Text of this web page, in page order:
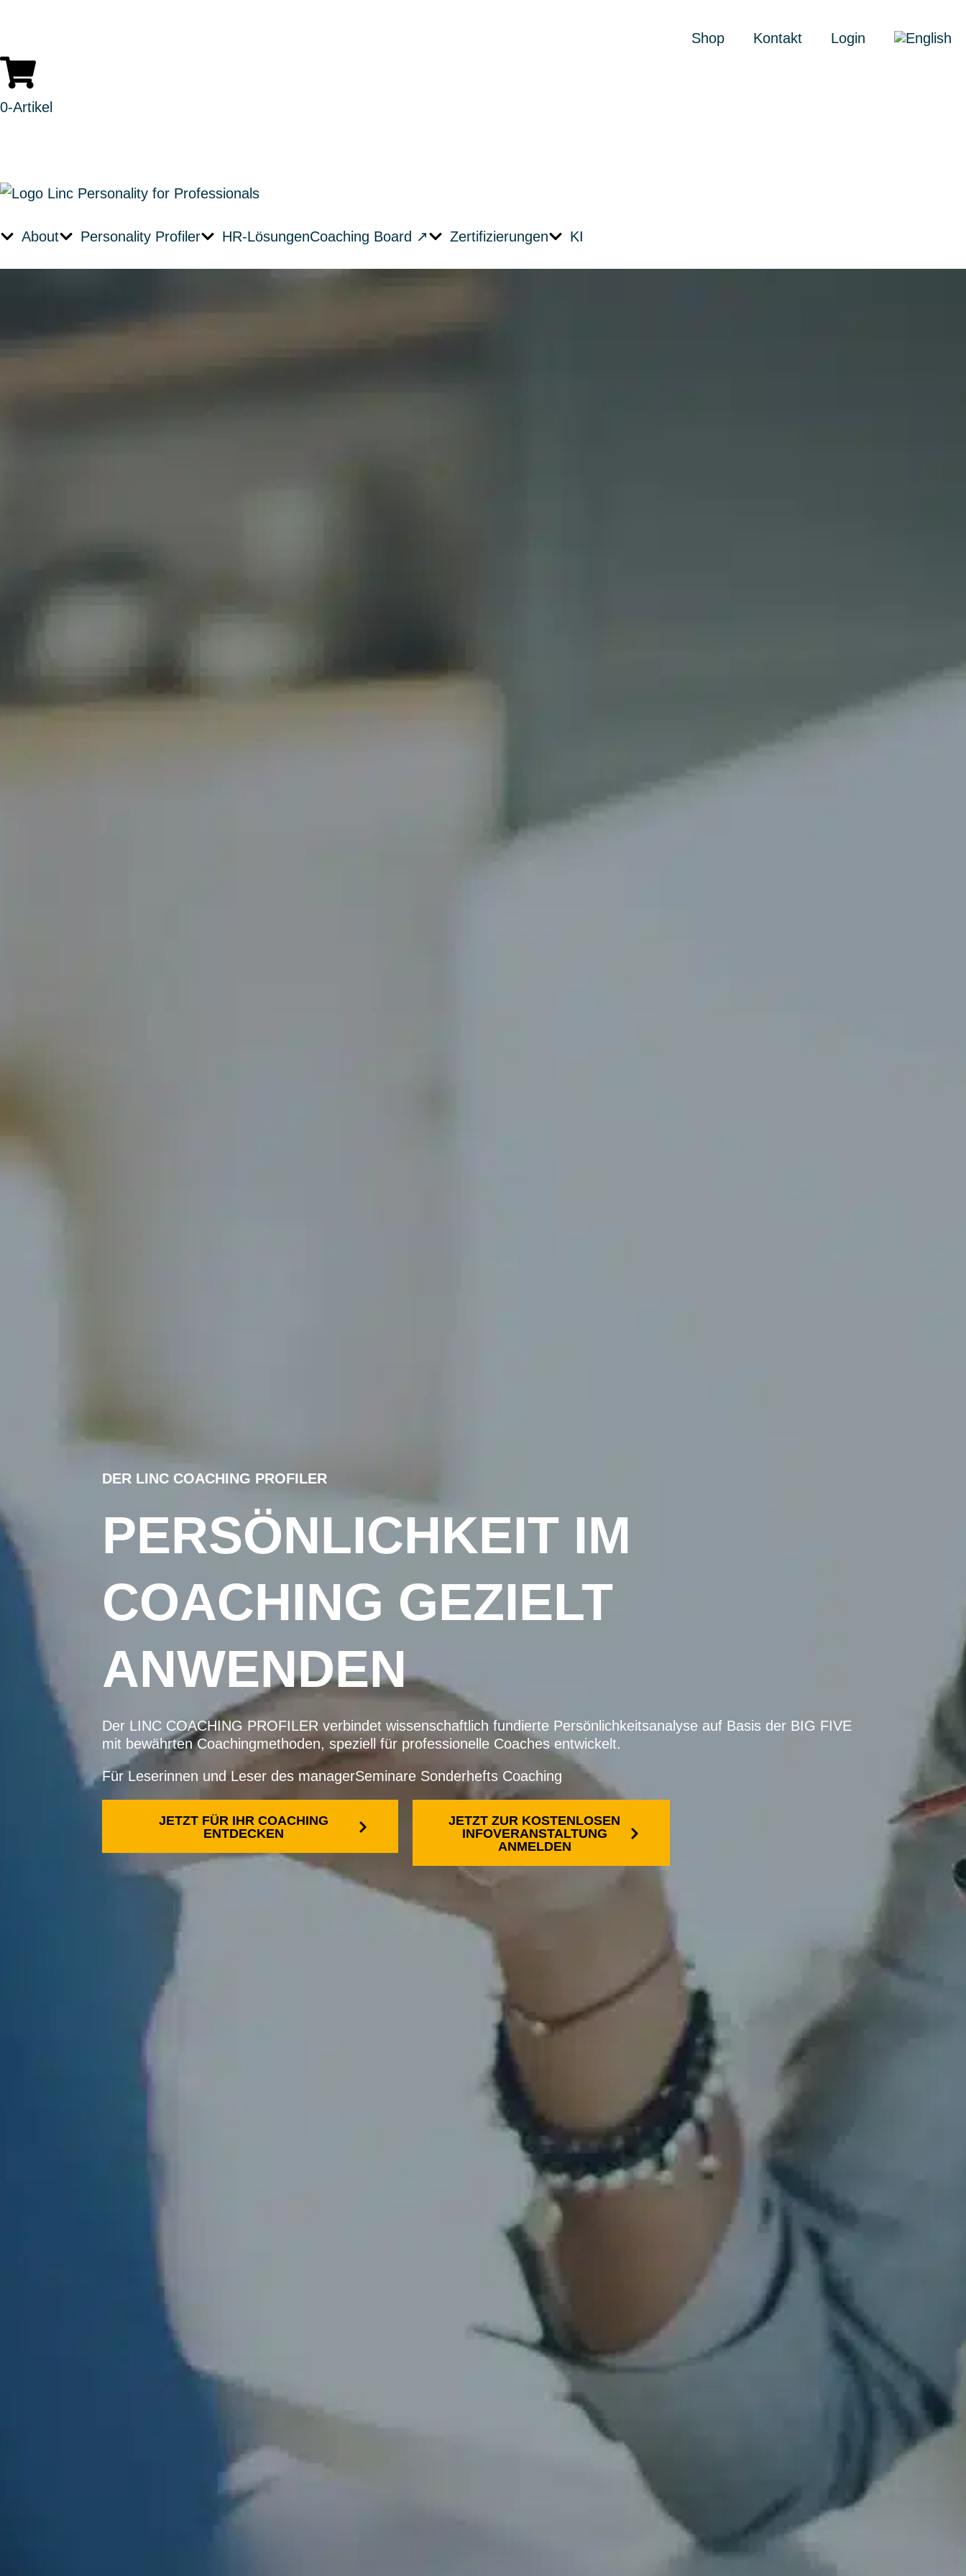
Shop Kontakt Login
0-Artikel
About Personality Profiler HR-LösungenCoaching Board ↗︎ Zertifizierungen KI
DER LINC COACHING PROFILER
PERSÖNLICHKEIT IM
COACHING GEZIELT
ANWENDEN
Der LINC COACHING PROFILER verbindet wissenschaftlich fundierte Persönlichkeitsanalyse auf Basis der BIG FIVE
mit bewährten Coachingmethoden, speziell für professionelle Coaches entwickelt.
Für Leserinnen und Leser des managerSeminare Sonderhefts Coaching
JETZT FÜR IHR COACHING
ENTDECKEN
JETZT ZUR KOSTENLOSEN
INFOVERANSTALTUNG
ANMELDEN